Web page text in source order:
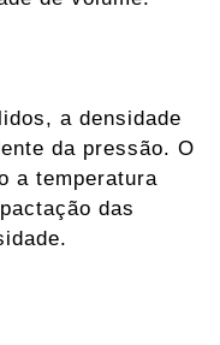
a densidade
da pressão. O
a temperatura
das